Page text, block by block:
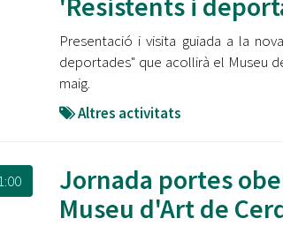
Presentació i visita guiada a la
deportades" que acollirà el Museu
maig.
Altres activitats
Jornada portes
Museu d'Art de